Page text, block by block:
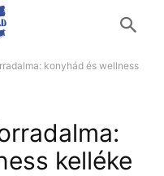
konyhád és wellness
kelléke